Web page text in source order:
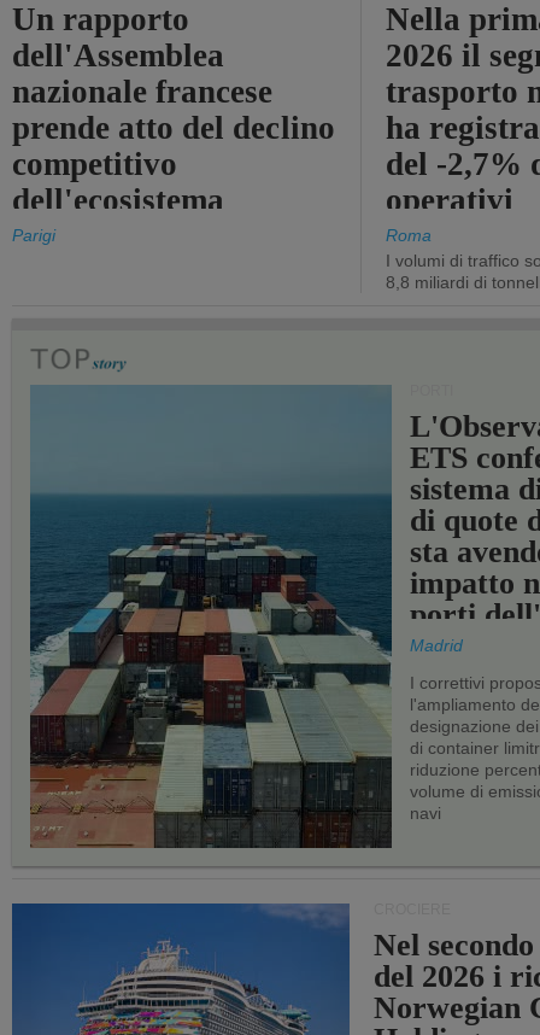
Un rapporto
dell'Assemblea
nazionale francese
prende atto del declino
competitivo
dell'ecosistema
portuale statale
Parigi
Nella
2026 il
trasporto
ha
del -2,7%
operativi
Roma
I volumi di traffico
8,8 miliardi di
ETS
sistema
di quote
sta
impatto
porti
Madrid
I correttivi
l'ampliamento
designazione
di container
riduzione
volume di
navi
Nel
del 2026 i
Norwegian